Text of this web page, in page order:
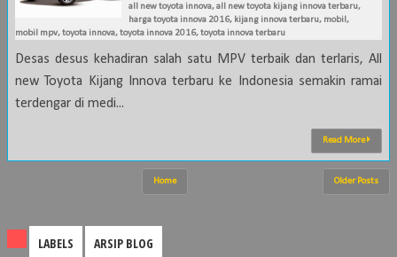
all new toyota innova,all new toyota kijang innova terbaru,
harga toyota innova 2016, kijang innova terbaru, mobil ,
mobil mpv,toyota innova,toyota innova 2016,toyota innova terbaru
Desas desus kehadiran salah satu MPV terbaik dan terlaris, All
new Toyota Kijang Innova terbaru ke Indonesia semakin ramai
terdengar di medi...
Read More
Older Posts
Home
LABELS ARSIP BLOG